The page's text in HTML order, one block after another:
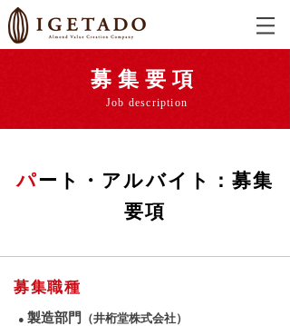
募集要項
Job description
パート・アルバイト：募集
要項
募集職種
● 製造部門 （井桁堂株式会社）